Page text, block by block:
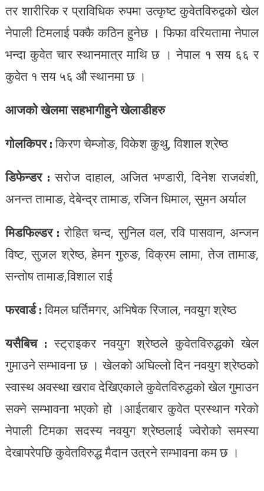
तर शारीरिक र प्राविधिक रुपमा उत्कृष्ट कुवेतविरुद्वको खेल
नेपाली टिमलाई पक्कै कठिन हुनेछ । फिफा वरियतामा नेपाल
भन्दा कुवेत चार स्थानमात्र माथि छ । नेपाल १ सय ६६ र
कुवेत १ सय ५६ औ स्थानमा छ ।
आजको खेलमा सहभागीहुने खेलाडीहरु
गोलकिपर :किरण चेम्जोङ, विकेश कुथु, विशाल श्रेष्ठ
डिफेन्डर : सरोज दाहाल, अजित भण्डारी, दिनेश राजवंशी,
अनन्त तामाङ, देबेन्द्र तामाङ, रजिन धिमाल, सुमन अर्याल
मिडफिल्डर :रोहित चन्द, सुनिल वल, रवि पासवान, अन्जन
विष्ट, सुजल श्रेष्ठ, हेमन गुरुङ, विक्रम लामा, तेज तामाङ,
सन्तोष तामाङ,विशाल राई
फरवार्ड :विमल घर्तिमगर, अभिषेक रिजाल, नवयुग श्रेष्ठ
यसैबिच :स्ट्राइकर नवयुग श्रेष्ठले कुवेतविरुद्धको खेल
गुमाउने सम्भावना छ । खेलको अघिल्लो दिन नवयुग श्रेष्ठको
स्वास्थ अवस्था खराव देखिएकाले कुवेतविरुद्धको खेल गुमाउन
सक्ने सम्भावना भएको हो ।आईतबार कुवेत प्रस्थान गरेको
नेपाली टिमका सदस्य नवयुग श्रेष्ठलाई ज्वेरोको समस्या
देखापरेपछि कुवेतविरुद्ध मैदान उत्रने सम्भावना कम छ ।